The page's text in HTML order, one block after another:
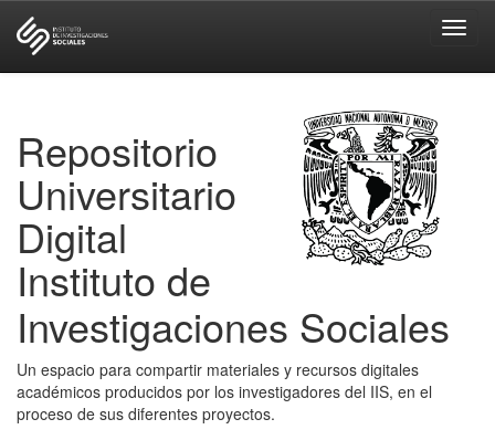
Repositorio
Universitario
Digital
Instituto de
Investigaciones Sociales
Un espacio para compartir materiales y recursos digitales
académicos producidos por los investigadores del IIS, en el
proceso de sus diferentes proyectos.